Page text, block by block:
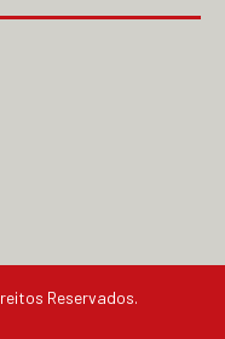
Reservados.